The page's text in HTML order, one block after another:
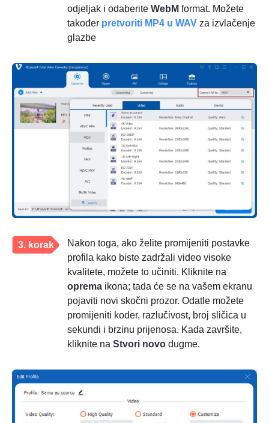
odjeljak i odaberite WebM format. Možete
također pretvoriti MP4 u WAV za izvlačenje
glazbe
3. korak
Nakon toga, ako želite promijeniti postavke
profila kako biste zadržali video visoke
kvalitete, možete to učiniti. Kliknite na
oprema ikona; tada će se na vašem ekranu
pojaviti novi skočni prozor. Odatle možete
promijeniti koder, razlučivost, broj sličica u
sekundi i brzinu prijenosa. Kada završite,
kliknite na Stvori novo dugme.